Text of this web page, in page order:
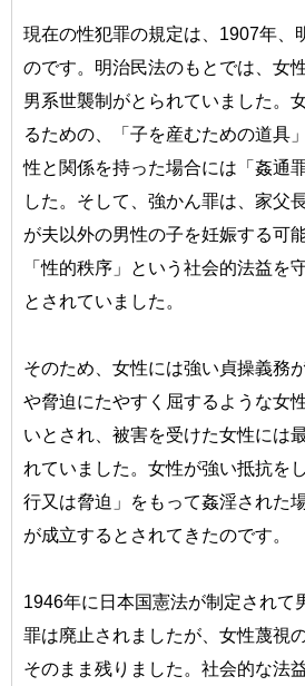
現在の性犯罪の規定は、1907年、
のです。明治民法のもとでは、女
男系世襲制がとられていました。
るための、「子を産むための道具
性と関係を持った場合には「姦通
した。そして、強かん罪は、家父
が夫以外の男性の子を妊娠する可
「性的秩序」という社会的法益を
とされていました。
そのため、女性には強い貞操義務
や脅迫にたやすく屈するような女
いとされ、被害を受けた女性には
れていました。女性が強い抵抗を
行又は脅迫」をもって姦淫された
が成立するとされてきたのです。
1946年に日本国憲法が制定されて
罪は廃止されましたが、女性蔑視
そのまま残りました。社会的な法